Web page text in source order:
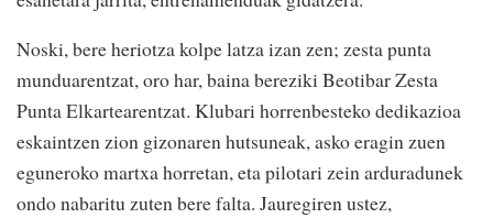
Noski, bere heriotza kolpe latza izan zen; zesta punta
munduarentzat, oro har, baina bereziki Beotibar Zesta
Punta Elkartearentzat. Klubari horrenbesteko dedikazioa
eskaintzen zion gizonaren hutsuneak, asko eragin zuen
eguneroko martxa horretan, eta pilotari zein arduradunek
ondo nabaritu zuten bere falta. Jauregiren ustez,